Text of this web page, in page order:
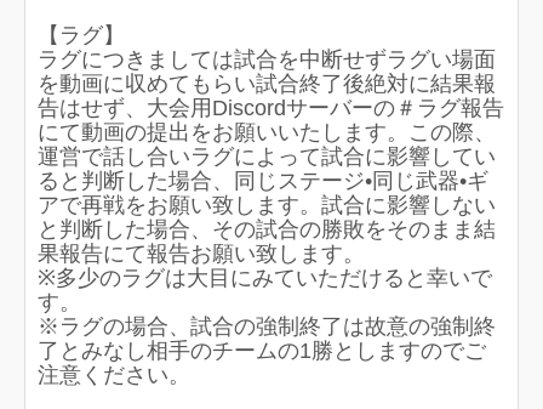
【ラグ】
ラグにつきましては試合を中断せずラグい場面
を動画に収めてもらい試合終了後絶対に結果報
告はせず、大会用Discordサーバーの＃ラグ報告
にて動画の提出をお願いいたします。この際、
運営で話し合いラグによって試合に影響してい
ると判断した場合、同じステージ•同じ武器•ギ
アで再戦をお願い致します。試合に影響しない
と判断した場合、その試合の勝敗をそのまま結
果報告にて報告お願い致します。
※多少のラグは大目にみていただけると幸いで
す。
※ラグの場合、試合の強制終了は故意の強制終
了とみなし相手のチームの1勝としますのでご
注意ください。